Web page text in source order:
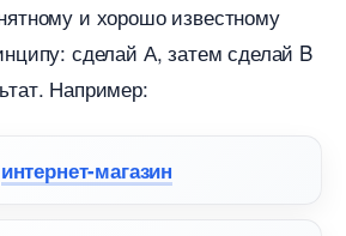
и хорошо известному
сделай А, затем сделай B
Например:
интернет-магазин